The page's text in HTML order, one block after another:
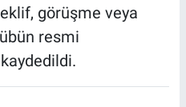
görüşme veya
resmi